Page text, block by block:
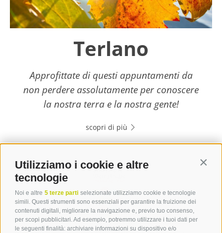
Utilizziamo i cookie e altre
tecnologie
Noi e altre 5 terze parti selezionate utilizziamo cookie e tecnologie
simili. Questi strumenti sono essenziali per garantire la fruizione dei
contenuti digitali, migliorare la navigazione e, previo tuo consenso,
per scopi pubblicitari. Ad esempio, potremmo utilizzare i tuoi dati per
le seguenti finalità: archiviare informazioni su dispositivo e/o
Terlano
Approfittate di questi appuntamenti da
non perdere assolutamente per conoscere
la nostra terra e la nostra gente!
scopri di più